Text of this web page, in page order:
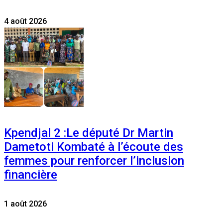
4 août 2026
Kpendjal 2 :Le député Dr Martin
Dametoti Kombaté à l’écoute des
femmes pour renforcer l’inclusion
financière
1 août 2026